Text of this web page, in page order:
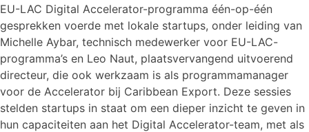
EU-LAC Digital Accelerator-programma één-op-één
gesprekken voerde met lokale startups, onder leiding van
Michelle Aybar, technisch medewerker voor EU-LAC-
programma’s en Leo Naut, plaatsvervangend uitvoerend
directeur, die ook werkzaam is als programmamanager
voor de Accelerator bij Caribbean Export. Deze sessies
stelden startups in staat om een dieper inzicht te geven in
hun capaciteiten aan het Digital Accelerator-team, met als